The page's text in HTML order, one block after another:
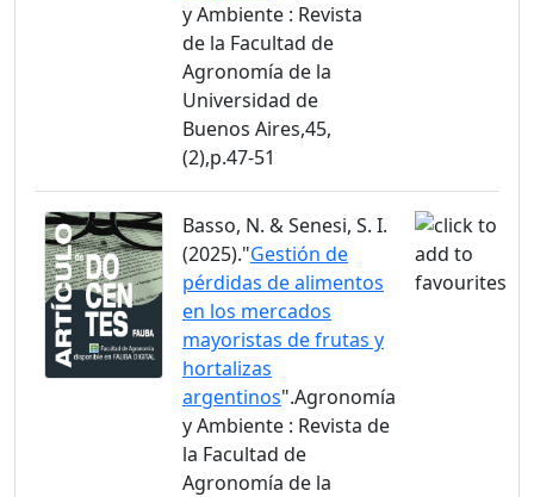
y Ambiente : Revista
de la Facultad de
Agronomía de la
Universidad de
Buenos Aires,45,
(2),p.47-51
Basso, N. & Senesi, S. I.
(2025)."Gestión de
pérdidas de alimentos
en los mercados
mayoristas de frutas y
hortalizas
argentinos".Agronomía
y Ambiente : Revista de
la Facultad de
Agronomía de la